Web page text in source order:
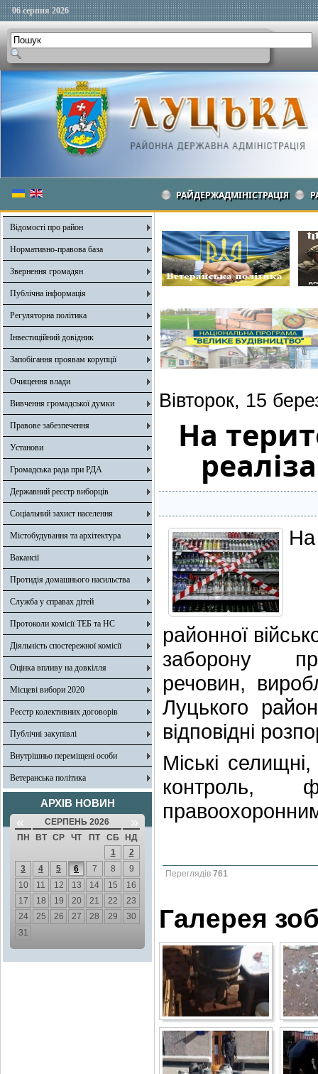
06 серпня 2026
РАЙДЕРЖАДМІНІСТРАЦІЯ
Відомості про район
Нормативно-правова база
Звернення громадян
Публічна інформація
Регуляторна політика
Інвестиційний довідник
Запобігання проявам корупції
Очищення влади
Вивчення громадської думки
Правове забезпечення
Установи
Громадська рада при РДА
Державний реєстр виборців
Соціальний захист населення
Містобудування та архітектура
Вакансії
Протидія домашнього насильства
Служба у справах дітей
Протоколи комісії ТЕБ та НС
Діяльність спостережної комісії
Оцінка впливу на довкілля
Місцеві вибори 2020
Реєстр колективних договорів
Публічні закупівлі
Внутрішньо переміщені особи
Ветеранська політика
АРХІВ НОВИН
« СЕРПЕНЬ 2026 »
ПН ВТ СР ЧТ ПТ СБ
НД
1
2
3
4 5 6 7 8
9
10
11 12 13 14 15
16
17
18 19 20 21 22
23
24
25 26 27 28 29
30
31
Вівторок, 15
На
районної
заборону
речовин,
Луцького
відповідні
Міські
контроль,
Переглядів 761
Галерея